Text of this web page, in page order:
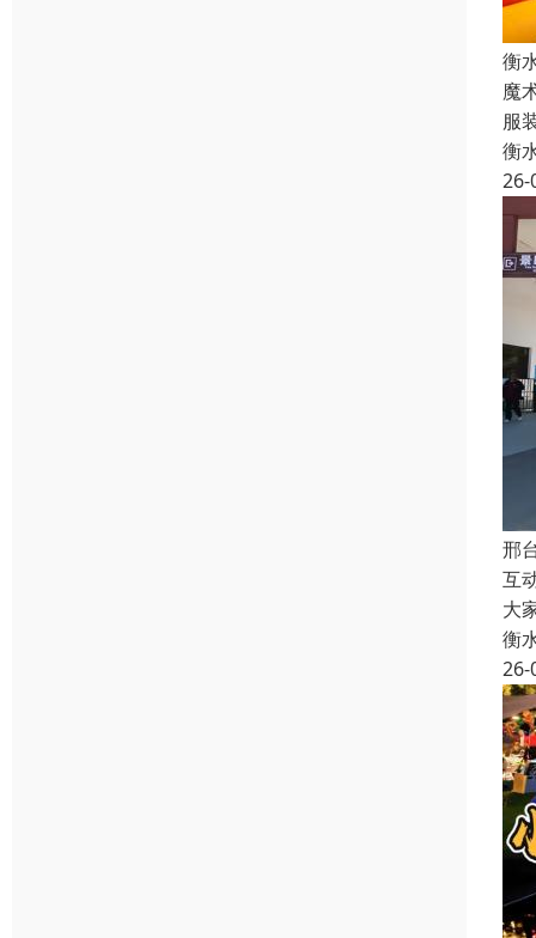
衡
魔
服
衡
26-
邢
互
大
衡
26-